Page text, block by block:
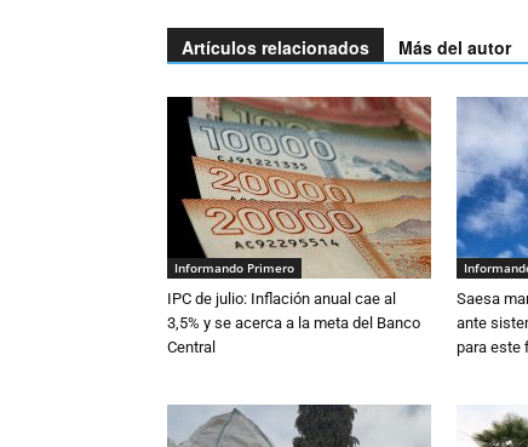
Artículos relacionados Más del autor
Informando Primero
IPC de julio: Inflación anual cae al
3,5% y se acerca a la meta del Banco
Central
Saesa
ante
para este